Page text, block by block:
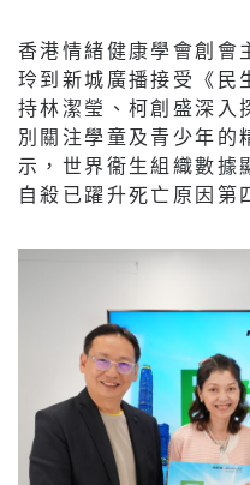
香港情緒健康學會創會
玲到新城廣播接受《民
持林潔瑩、柯創盛深入
別關注學童及青少年的
示，世界衞生組織數據
自殺已躍升死亡原因第